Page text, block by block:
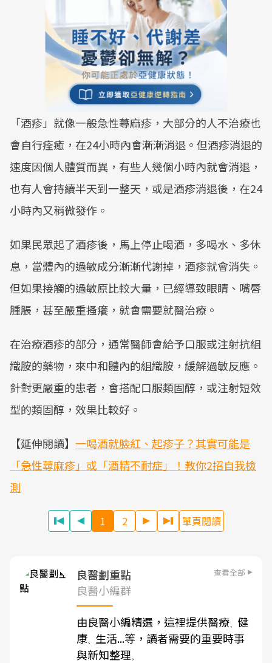
「酒疹」就像一般急性蕁麻疹，大部分的人不治療也
會自行痊癒，在24小時內會漸漸消退。但酒疹消退的
速度因個人體質而異，有些人幾個小時內就會消退，
也有人會持續半天到一整天，或是酒疹消退後，在24
小時內又稍微發作。
如果民眾起了酒疹後，馬上停止喝酒，多喝水、多休
息，當體內的過敏成分漸漸代謝掉，酒疹就會消失。
但如果接觸的過敏原比較大量，已經導致眼睛、嘴唇
腫脹，甚至嚴重搔癢，就會需要就醫治療。
在治療酒疹的部分，通常醫師會給予口服或注射抗組
織胺的藥物，來中和體內的組織胺，緩解過敏反應。
針對更嚴重的患者，會搭配口服類固醇，或注射短效
型的類固醇，效果比較好。
【延伸閱讀】 一喝酒就臉紅、起疹子？其實可能是
「急性蕁麻疹」或「酒精不耐症」！教你2招自我檢
測
1 2 單頁閱讀
良醫劃重點 查看全部
良醫小編群
由良醫小編精選，這裡提供醫療、 健
康、 生活...等，讀者需要的重要時事
與新知整理。